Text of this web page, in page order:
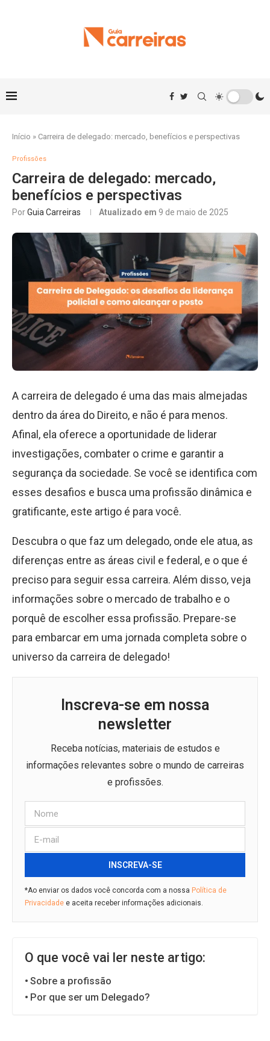
Início » Carreira de delegado: mercado, benefícios e perspectivas
Profissões
Carreira de delegado: mercado,
benefícios e perspectivas
PorGuia Carreiras Atualizado em 9 de maio de 2025
A carreira de delegado é uma das mais almejadas
dentro da área do Direito, e não é para menos.
Afinal, ela oferece a oportunidade de liderar
investigações, combater o crime e garantir a
segurança da sociedade. Se você se identifica com
esses desafios e busca uma profissão dinâmica e
gratificante, este artigo é para você.
Descubra o que faz um delegado, onde ele atua, as
diferenças entre as áreas civil e federal, e o que é
preciso para seguir essa carreira. Além disso, veja
informações sobre o mercado de trabalho e o
porquê de escolher essa profissão. Prepare-se
para embarcar em uma jornada completa sobre o
universo da carreira de delegado!
Inscreva-se em nossa
newsletter
Receba notícias, materiais de estudos e
informações relevantes sobre o mundo de carreiras
e profissões.
INSCREVA-SE
*Ao enviar os dados você concorda com a nossa Política de
Privacidade e aceita receber informações adicionais.
O que você vai ler neste artigo:
Sobre a profissão
Por que ser um Delegado?